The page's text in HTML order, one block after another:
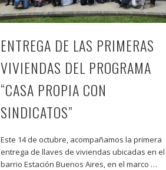
ENTREGA DE LAS PRIMERAS
VIVIENDAS DEL PROGRAMA
“CASA PROPIA CON
SINDICATOS”
Este 14 de octubre, acompañamos la primera
entrega de llaves de viviendas ubicadas en el
barrio Estación Buenos Aires, en el marco …